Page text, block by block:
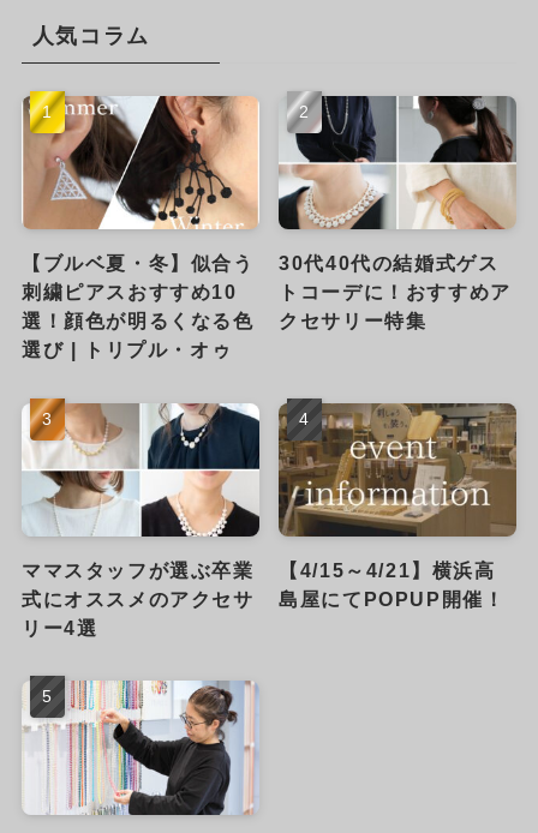
人気コラム
【ブルベ夏・冬】似合う
刺繍ピアスおすすめ10
選！顔色が明るくなる色
選び | トリプル・オゥ
30代40代の結婚式ゲス
トコーデに！おすすめア
クセサリー特集
ママスタッフが選ぶ卒業
式にオススメのアクセサ
リー4選
【4/15～4/21】横浜高
島屋にてPOPUP開催！